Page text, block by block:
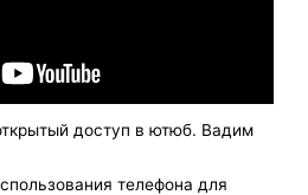
доступ в ютюб. Вадим
телефона для